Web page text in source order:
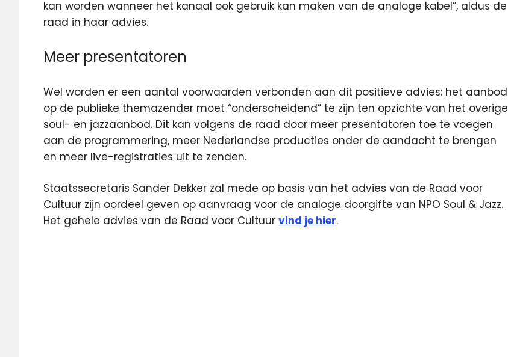
kan worden wanneer het kanaal ook gebruik kan maken van de analoge kabel”, aldus de
raad in haar advies.
Meer presentatoren
Wel worden er een aantal voorwaarden verbonden aan dit positieve advies: het aanbod
op de publieke themazender moet “onderscheidend” te zijn ten opzichte van het overige
soul- en jazzaanbod. Dit kan volgens de raad door meer presentatoren toe te voegen
aan de programmering, meer Nederlandse producties onder de aandacht te brengen
en meer live-registraties uit te zenden.
Staatssecretaris Sander Dekker zal mede op basis van het advies van de Raad voor
Cultuur zijn oordeel geven op aanvraag voor de analoge doorgifte van NPO Soul & Jazz.
Het gehele advies van de Raad voor Cultuur vind je hier.